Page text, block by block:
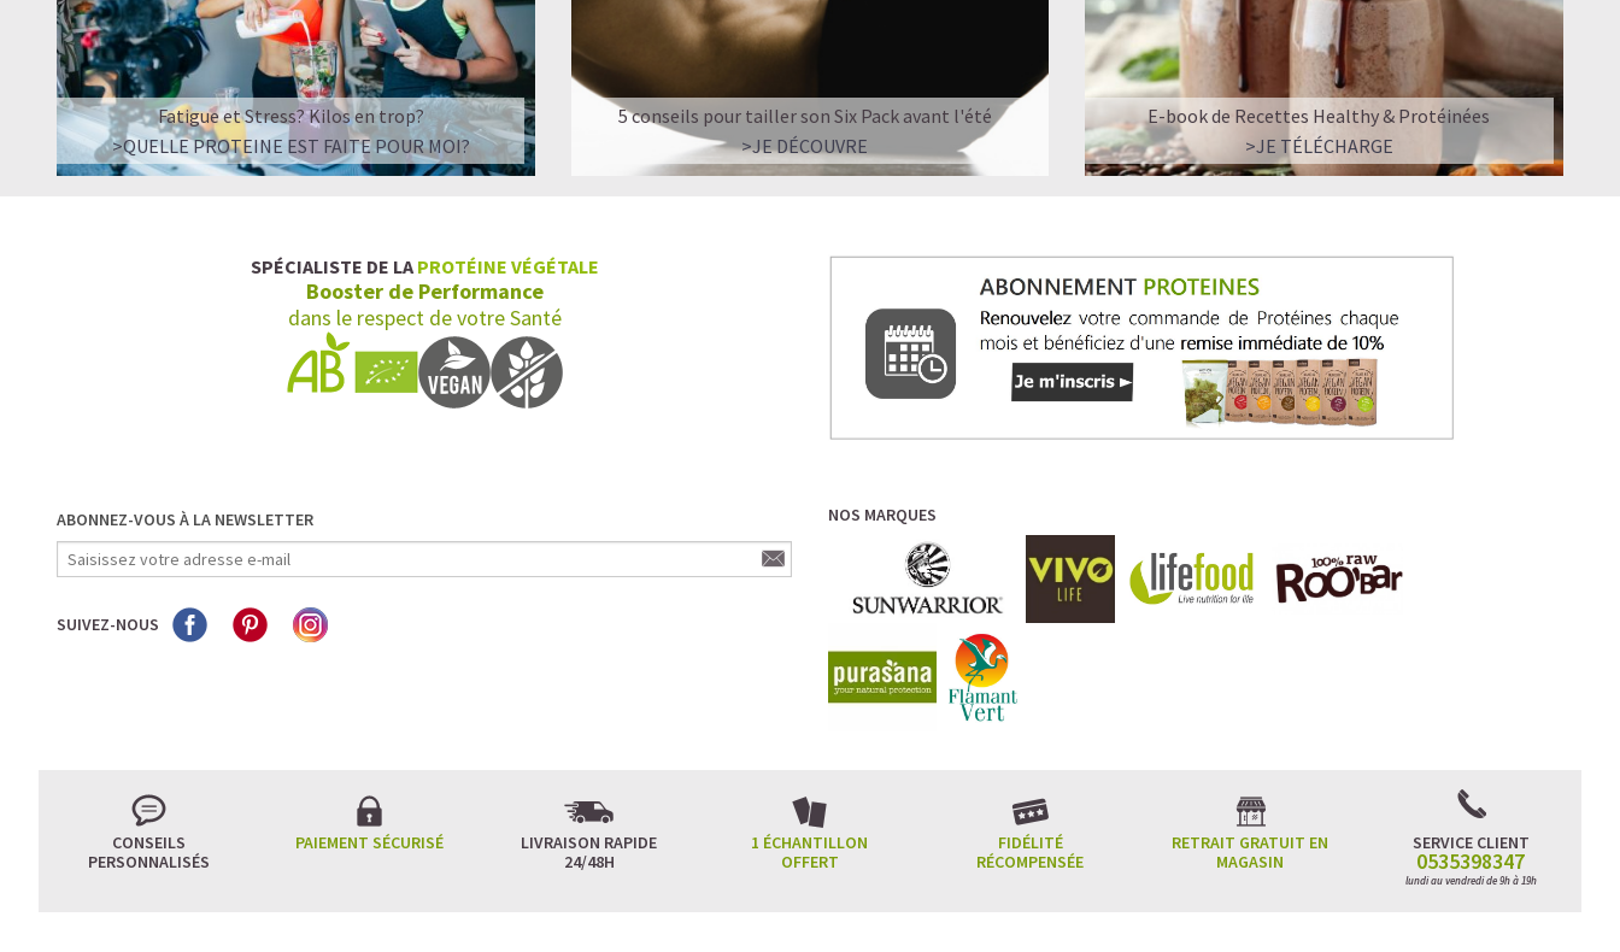
Fatigue et Stress? Kilos en trop?
>QUELLE PROTEINE EST FAITE POUR MOI?
5 conseils pour tailler son Six Pack avant l'été
>JE DÉCOUVRE
E-book de Recettes Healthy & Protéinées
>JE TÉLÉCHARGE
SPÉCIALISTE DE LA PROTÉINE VÉGÉTALE
Booster de Performance
dans le respect de votre Santé
ABONNEZ-VOUS À LA NEWSLETTER
SUIVEZ-NOUS
NOS MARQUES
CONSEILS
PERSONNALISÉS
PAIEMENT SÉCURISÉ
LIVRAISON RAPIDE
24/48H
1 ÉCHANTILLON
OFFERT
FIDÉLITÉ
RÉCOMPENSÉE
RETRAIT GRATUIT EN
MAGASIN
SERVICE CLIENT
0535398347
lundi au vendredi de 9h à 19h